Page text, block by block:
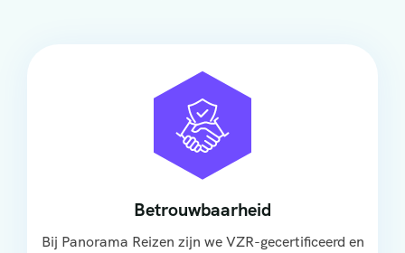
Betrouwbaarheid
Bij Panorama Reizen zijn we VZR-gecertificeerd en